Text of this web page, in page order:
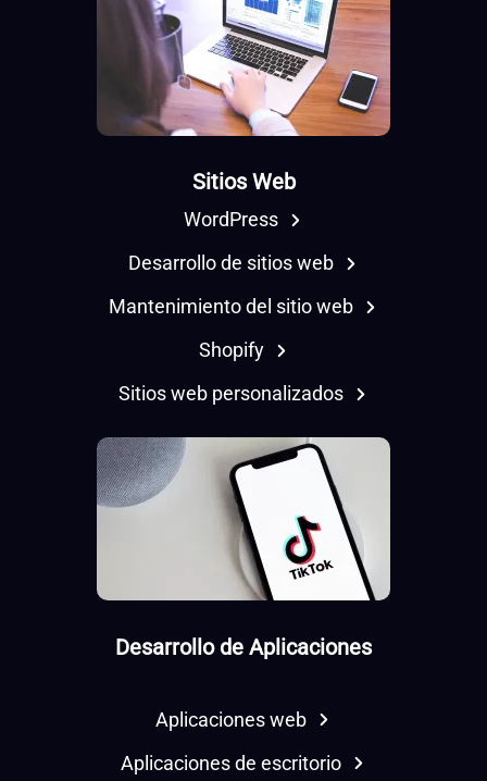
Sitios Web
WordPress
Desarrollo de sitios web
Mantenimiento del sitio web
Shopify
Sitios web personalizados
Desarrollo de Aplicaciones
Aplicaciones web
Aplicaciones de escritorio